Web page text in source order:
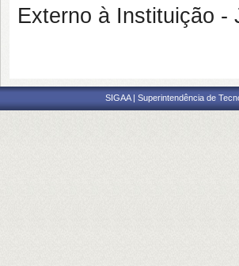
Externo à Instituição -
SIGAA | Superintendência de